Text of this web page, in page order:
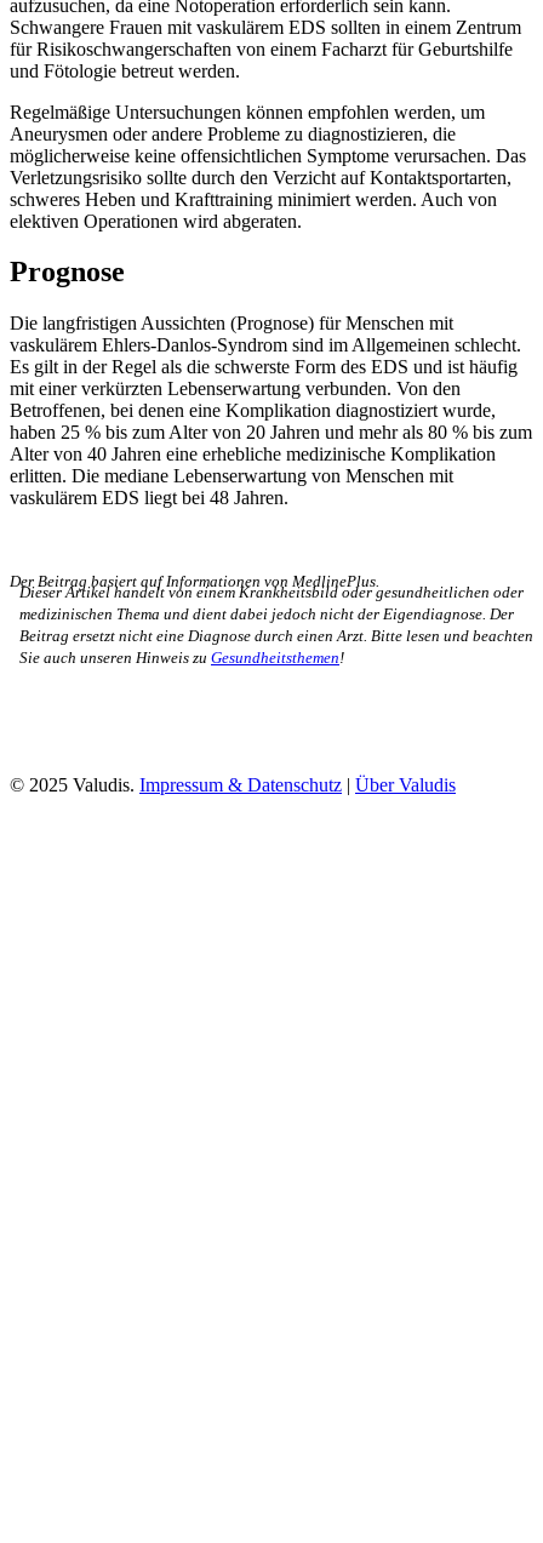
aufzusuchen, da eine Notoperation erforderlich sein kann.
Schwangere Frauen mit vaskulärem EDS sollten in einem Zentrum
für Risikoschwangerschaften von einem Facharzt für Geburtshilfe
und Fötologie betreut werden.
Regelmäßige Untersuchungen können empfohlen werden, um
Aneurysmen oder andere Probleme zu diagnostizieren, die
möglicherweise keine offensichtlichen Symptome verursachen. Das
Verletzungsrisiko sollte durch den Verzicht auf Kontaktsportarten,
schweres Heben und Krafttraining minimiert werden. Auch von
elektiven Operationen wird abgeraten.
Prognose
Die langfristigen Aussichten (Prognose) für Menschen mit
vaskulärem Ehlers-Danlos-Syndrom sind im Allgemeinen schlecht.
Es gilt in der Regel als die schwerste Form des EDS und ist häufig
mit einer verkürzten Lebenserwartung verbunden. Von den
Betroffenen, bei denen eine Komplikation diagnostiziert wurde,
haben 25 % bis zum Alter von 20 Jahren und mehr als 80 % bis zum
Alter von 40 Jahren eine erhebliche medizinische Komplikation
erlitten. Die mediane Lebenserwartung von Menschen mit
vaskulärem EDS liegt bei 48 Jahren.
Der Beitrag basiert auf Informationen von MedlinePlus.
Dieser Artikel handelt von einem Krankheitsbild oder gesundheitlichen oder
medizinischen Thema und dient dabei jedoch nicht der Eigendiagnose. Der
Beitrag ersetzt nicht eine Diagnose durch einen Arzt. Bitte lesen und beachten
Sie auch unseren Hinweis zu Gesundheitsthemen!
© 2025 Valudis. Impressum & Datenschutz | Über Valudis